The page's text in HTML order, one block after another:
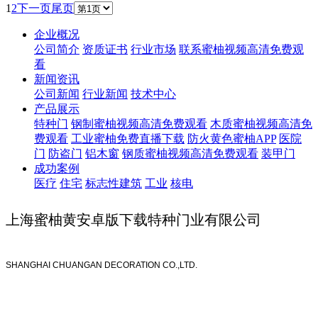
1 2下一页尾页
企业概况
公司简介 资质证书 行业市场 联系蜜柚视频高清免费观
看
新闻资讯
公司新闻 行业新闻 技术中心
产品展示
特种门 钢制蜜柚视频高清免费观看 木质蜜柚视频高清免
费观看 工业蜜柚免费直播下载 防火黄色蜜柚APP 医院
门 防盗门 铝木窗 钢质蜜柚视频高清免费观看 装甲门
成功案例
医疗 住宅 标志性建筑 工业 核电
上海蜜柚黄安卓版下载特种门业有限公司
SHANGHAI CHUANGAN DECORATION CO.,LTD.